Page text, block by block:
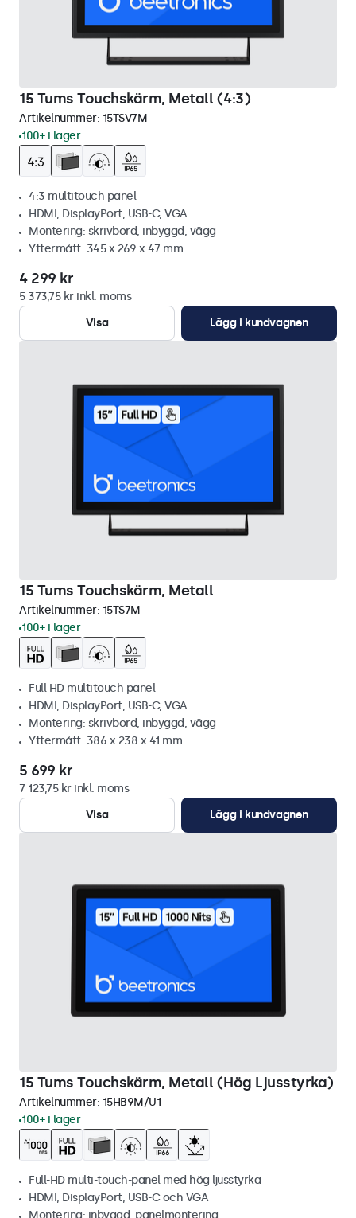
15 Tums Touchskärm, Metall (4:3)
Artikelnummer: 15TSV7M
100+ i lager
4:3 multitouch panel
HDMI, DisplayPort, USB-C, VGA
Montering: skrivbord, inbyggd, vägg
Yttermått: 345 x 269 x 47 mm
4 299 kr
5 373,75 kr inkl. moms
Visa
Lägg i kundvagnen
15 Tums Touchskärm, Metall
Artikelnummer: 15TS7M
100+ i lager
Full HD multitouch panel
HDMI, DisplayPort, USB-C, VGA
Montering: skrivbord, inbyggd, vägg
Yttermått: 386 x 238 x 41 mm
5 699 kr
7 123,75 kr inkl. moms
Visa
Lägg i kundvagnen
15 Tums Touchskärm, Metall (Hög Ljusstyrka)
Artikelnummer: 15HB9M/U1
100+ i lager
Full-HD multi-touch-panel med hög ljusstyrka
HDMI, DisplayPort, USB-C och VGA
Montering: inbyggd, panelmontering